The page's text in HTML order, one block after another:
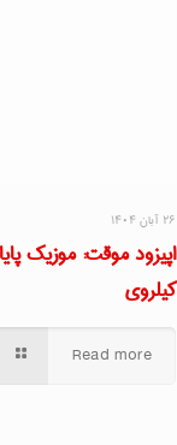
۲۶ آبان ۱۴۰۴
کیلروی
Read more